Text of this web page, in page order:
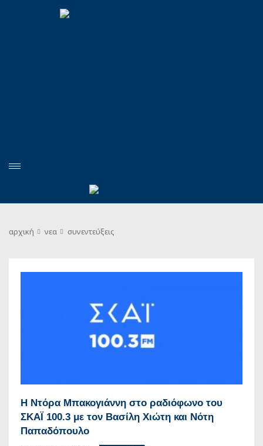
αρχική νεα συνεντεύξεις
Η Ντόρα Μπακογιάννη στο ραδιόφωνο του
ΣΚΑΪ 100.3 με τον Βασίλη Χιώτη και Νότη
Παπαδόπουλο